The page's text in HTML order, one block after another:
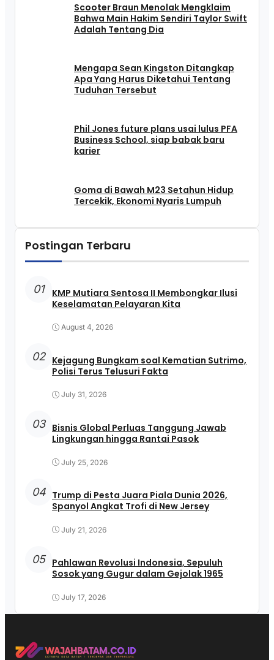
Scooter Braun Menolak Mengklaim
Bahwa Main Hakim Sendiri Taylor Swift
Adalah Tentang Dia
Mengapa Sean Kingston Ditangkap
Apa Yang Harus Diketahui Tentang
Tuduhan Tersebut
Phil Jones future plans usai lulus PFA
Business School, siap babak baru
karier
Goma di Bawah M23 Setahun Hidup
Tercekik, Ekonomi Nyaris Lumpuh
Postingan Terbaru
01
KMP Mutiara Sentosa II Membongkar Ilusi
Keselamatan Pelayaran Kita
August 4, 2026
02 Kejagung Bungkam soal Kematian Sutrimo,
Polisi Terus Telusuri Fakta
July 31, 2026
03 Bisnis Global Perluas Tanggung Jawab
Lingkungan hingga Rantai Pasok
July 25, 2026
04 Trump di Pesta Juara Piala Dunia 2026,
Spanyol Angkat Trofi di New Jersey
July 21, 2026
05 Pahlawan Revolusi Indonesia, Sepuluh
Sosok yang Gugur dalam Gejolak 1965
July 17, 2026